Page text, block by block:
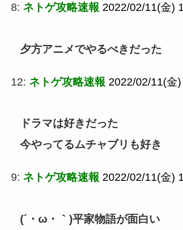
8: ネトゲ攻略速報 2022/02/11(金)
夕方アニメでやるべきだった
12: ネトゲ攻略速報 2022/02/11(金
ドラマは好きだった
今やってるムチャブリも好き
9: ネトゲ攻略速報 2022/02/11(金)
(´・ω・｀)平家物語が面白い